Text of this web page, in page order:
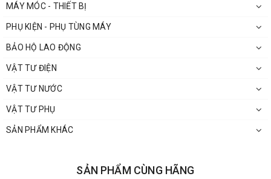
MÁY MÓC - THIẾT BỊ
PHỤ KIỆN - PHỤ TÙNG MÁY
BẢO HỘ LAO ĐỘNG
VẬT TƯ ĐIỆN
VẬT TƯ NƯỚC
VẬT TƯ PHỤ
SẢN PHẨM KHÁC
SẢN PHẨM CÙNG HÃNG